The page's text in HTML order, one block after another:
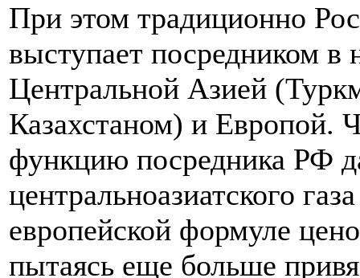
При этом традиционно
выступает посредником в
Центральной Азией
Казахстаном) и Европой.
функцию посредника РФ
центральноазиатского
европейской формуле
пытаясь еще больше